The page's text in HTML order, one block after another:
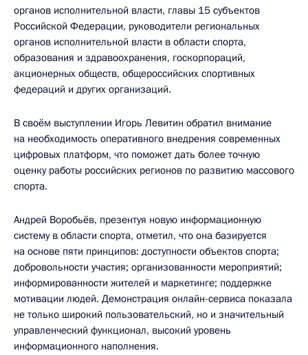
органов исполнительной власти, главы 15 субъектов
Российской Федерации, руководители региональных
органов исполнительной власти в области спорта,
образования и здравоохранения, госкорпораций,
акционерных обществ, общероссийских спортивных
федераций и других организаций.
В своём выступлении Игорь Левитин обратил внимание
на необходимость оперативного внедрения современных
цифровых платформ, что поможет дать более точную
оценку работы российских регионов по развитию массового
спорта.
Андрей Воробьёв, презентуя новую информационную
систему в области спорта, отметил, что она базируется
на основе пяти принципов: доступности объектов спорта;
добровольности участия; организованности мероприятий;
информированности жителей и маркетинге; поддержке
мотивации людей. Демонстрация онлайн-сервиса показала
не только широкий пользовательский, но и значительный
управленческий функционал, высокий уровень
информационного наполнения.